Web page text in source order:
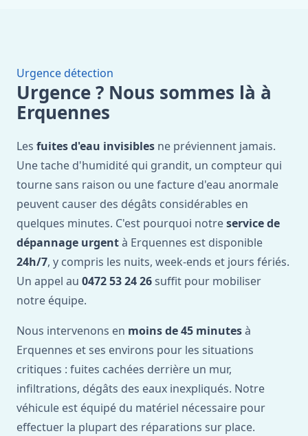
Urgence détection
Urgence ? Nous sommes là à
Erquennes
Les fuites d'eau invisibles ne préviennent jamais.
Une tache d'humidité qui grandit, un compteur qui
tourne sans raison ou une facture d'eau anormale
peuvent causer des dégâts considérables en
quelques minutes. C'est pourquoi notreservice de
dépannage urgentà Erquennes est disponible
24h/7, y compris les nuits, week-ends et jours fériés.
Un appel au 0472 53 24 26 suffit pour mobiliser
notre équipe.
Nous intervenons en moins de 45 minutesà
Erquennes et ses environs pour les situations
critiques : fuites cachées derrière un mur,
infiltrations, dégâts des eaux inexpliqués. Notre
véhicule est équipé du matériel nécessaire pour
effectuer la plupart des réparations sur place.